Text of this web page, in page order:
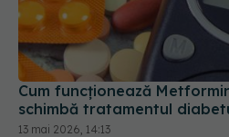
Cum funcționează
schimbă tratamentul
13 mai 2026, 14:13